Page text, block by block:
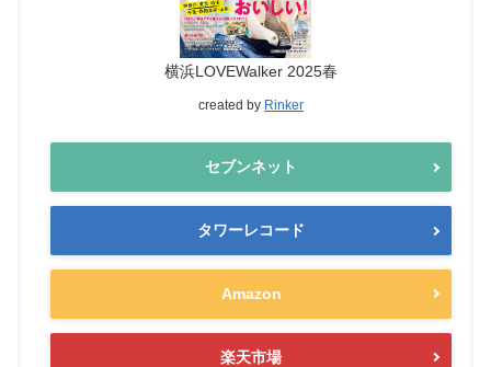
横浜LOVEWalker 2025春
created by Rinker
セブンネット
タワーレコード
Amazon
楽天市場